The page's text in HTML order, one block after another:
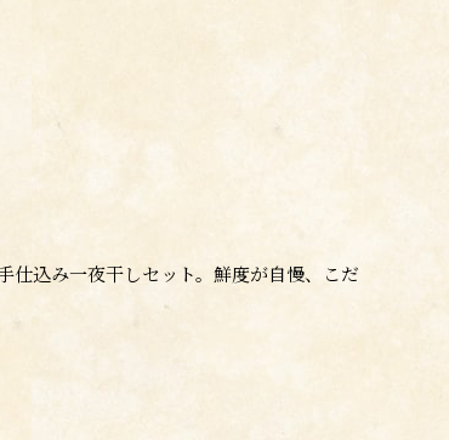
仕込み一夜干しセット。鮮度が自慢、こだ